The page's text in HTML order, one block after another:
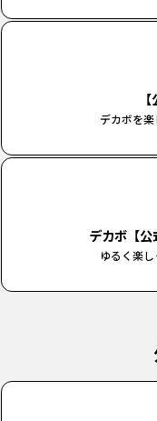
デカボを楽
デカボ【
ゆるく楽し